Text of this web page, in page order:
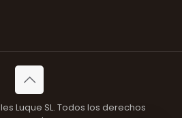
Luque SL. Todos los derechos